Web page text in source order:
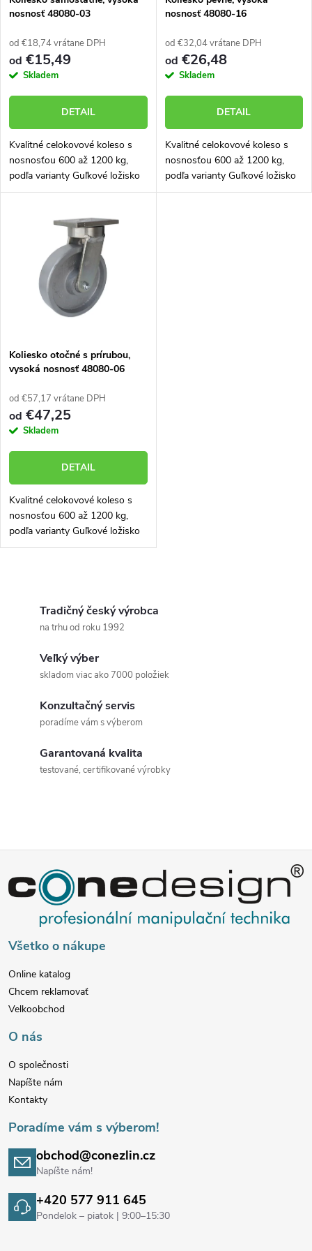
e
p
r
o
d
u
p
r
o
d
u
k
nosnosť 48080-03
od €18,74 vrátane DPH
od €15,49
Skladem
DETAIL
Kvalitné celokovové koleso s
nosnosťou 600 až 1200 kg,
podľa varianty Guľkové ložisko
v kolese. Dĺžka náboja 52 alebo
nosnosť 48080-16
od €32,04 vrátane DPH
od €26,48
Skladem
DETAIL
Kvalitné celokovové koleso s
nosnosťou 600 až 1200 kg,
podľa varianty Guľkové ložisko
v kolese. Nižšie vyberte rozmer
Koliesko otočné s prírubou,
vysoká nosnosť 48080-06
od €57,17 vrátane DPH
od €47,25
Skladem
DETAIL
Kvalitné celokovové koleso s
nosnosťou 600 až 1200 kg,
podľa varianty Guľkové ložisko
v kolese. Nižšie vyberte rozmer
r
v
y
v
ý
p
i
s
u
Tradičný český výrobca
na trhu od roku 1992
Veľký výber
skladom viac ako 7000 položiek
Konzultačný servis
poradíme vám s výberom
Garantovaná kvalita
testované, certifikované výrobky
á
p
ä
t
e
Všetko o nákupe
Online katalog
Chcem reklamovať
Velkoobchod
O nás
O společnosti
Napíšte nám
Kontakty
Poradíme vám s výberom!
obchod@conezlin.cz
Napíšte nám!
+420 577 911 645
Pondelok – piatok | 9:00–15:30